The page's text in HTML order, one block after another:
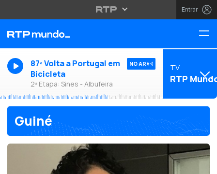
Entrar
87ª Volta a Portugal em
Bicicleta
2ª Etapa: Sines - Albufeira
NO AR TV
RTP
Guiné